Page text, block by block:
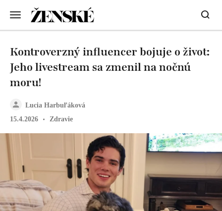
Lucia Harbuľáková
15.4.2026
Zdravie
Kontroverzný influencer bojuje o život:
Jeho livestream sa zmenil na nočnú
moru!